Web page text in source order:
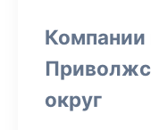
Компании
округ